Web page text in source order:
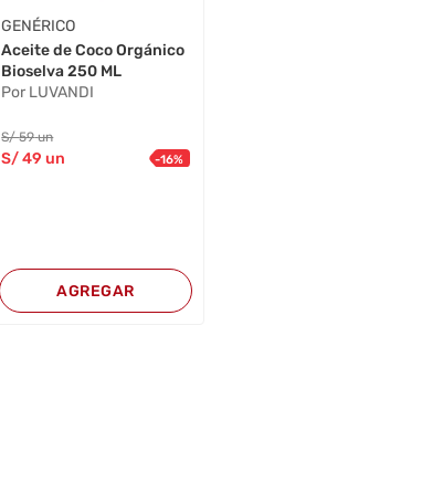
GENÉRICO
Aceite de Coco Orgánico
Bioselva 250 ML
Por LUVANDI
S/59 un
S/49 un -16%
AGREGAR